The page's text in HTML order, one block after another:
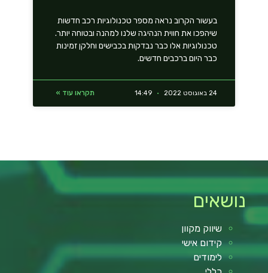
בעשור הקרוב נראה מספר טכנולוגיות רכב חדשות
שיהפכו את חווית הנהיגה שלנו למהנה ובטוחה יותר.
טכנולוגיות אלו כבר נבדקות בכבישים וחלקן זמינות
כבר היום ברכבים חדשים.
תקראו עוד » 24 באוגוסט 2022
נושאים
שיווק מקוון
קידום אישי
לימודים